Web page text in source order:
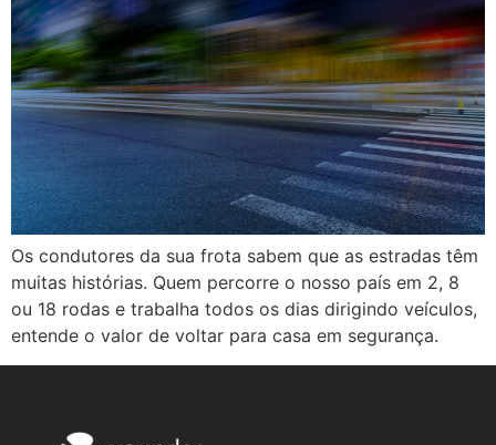
Os condutores da sua frota sabem que as estradas têm
muitas histórias. Quem percorre o nosso país em 2, 8
ou 18 rodas e trabalha todos os dias dirigindo veículos,
entende o valor de voltar para casa em segurança.